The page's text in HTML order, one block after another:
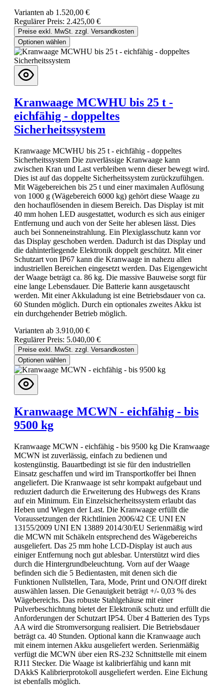
Varianten ab 1.520,00 €
Regulärer Preis: 2.425,00 €
Preise exkl. MwSt. zzgl. Versandkosten
Optionen wählen
Kranwaage MCWHU bis 25 t -
eichfähig - doppeltes
Sicherheitssystem
Kranwaage MCWHU bis 25 t - eichfähig - doppeltes
Sicherheitssystem Die zuverlässige Kranwaage kann
zwischen Kran und Last verbleiben wenn dieser bewegt wird.
Dies ist auf das doppelte Sicherheitssystem zurückzufühgen.
Mit Wägebereichen bis 25 t und einer maximalen Auflösung
von 1000 g (Wägebereich 6000 kg) gehört diese Waage zu
den hochauflösenden in diesem Bereich. Das Display ist mit
40 mm hohen LED ausgestattet, wodurch es sich aus einiger
Entfernung und auch von der Seite her ablesen lässt. Dies
auch bei Sonneneinstrahlung. Ein Plexiglasschutz kann vor
das Display geschoben werden. Dadurch ist das Display und
die dahinterliegende Elektronik doppelt geschützt. Mit einer
Schutzart von IP67 kann die Kranwaage in nahezu allen
industriellen Bereichen eingesetzt werden. Das Eigengewicht
der Waage beträgt ca. 86 kg. Die massive Bauweise sorgt für
eine lange Lebensdauer. Die Batterie kann ausgetauscht
werden. Mit einer Akkuladung ist eine Betriebsdauer von ca.
60 Stunden möglich. Durch ein optionales zweites Akku ist
ein durchgehender Betrieb möglich.
Varianten ab 3.910,00 €
Regulärer Preis: 5.040,00 €
Preise exkl. MwSt. zzgl. Versandkosten
Optionen wählen
Kranwaage MCWN - eichfähig - bis
9500 kg
Kranwaage MCWN - eichfähig - bis 9500 kg Die Kranwaage
MCWN ist zuverlässig, einfach zu bedienen und
kostengünstig. Bauartbedingt ist sie für den industriellen
Einsatz geschaffen und wird im Transportkoffer bei Ihnen
angeliefert. Die Kranwaage ist sehr kompakt aufgebaut und
reduziert dadurch die Erweiterung des Hubwegs des Krans
auf ein Minimum. Ein Einzelsicherheitssystem erlaubt das
Heben und Wiegen der Last. Die Kranwaage erfüllt die
Voraussetzungen der Richtlinien 2006/42 CE UNI EN
13155/2009 UNI EN 13889 2014/30/EU Serienmäßig wird
die MCWN mit Schäkeln entsprechend des Wägebereichs
ausgeliefert. Das 25 mm hohe LCD-Display ist auch aus
einiger Entfernung noch gut ablesbar. Unterstützt wird dies
durch die Hintergrundbeleuchtung. Vorn auf der Waage
befinden sich die 5 Bedientasten, mit denen sich die
Funktionen Nullstellen, Tara, Mode, Print und ON/Off direkt
auswählen lassen. Die Genauigkeit beträgt +/- 0,03 % des
Wägebereichs. Das robuste Stahlgehäuse mit einer
Pulverbeschichtung bietet der Elektronik schutz und erfüllt die
Anforderungen der Schutzart IP54. Über 4 Batterien des Typs
AA wird die Stromversorgung realisiert. Die Betriebsdauer
beträgt ca. 40 Stunden. Optional kann die Kranwaage auch
mit einem internen Akku ausgeliefert werden. Serienmäßig
verfügt die MCWN über eien RS-232 Schnittstelle mit einem
RJ11 Stecker. Die Waage ist kalibrierfähig und kann mit
DAkkS Kalibrierprotokoll ausgeliefert werden. Eine Eichung
ist ebenfalls möglich.